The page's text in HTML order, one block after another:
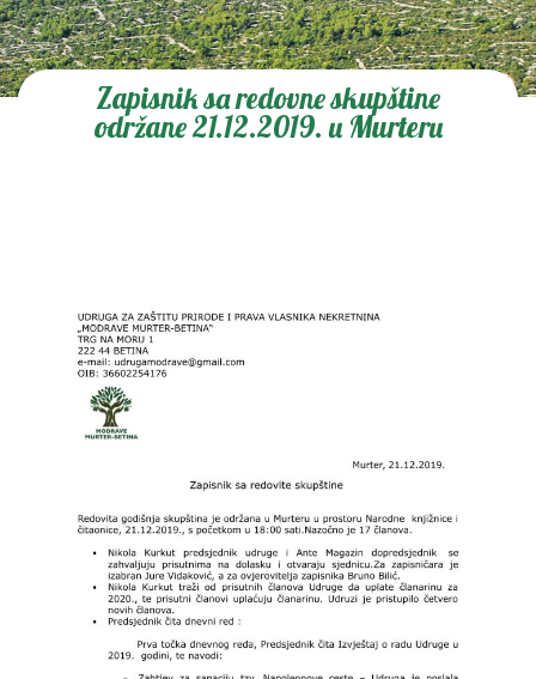
Zapisnik sa redovne skupštine
održane 21.12.2019. u Murteru